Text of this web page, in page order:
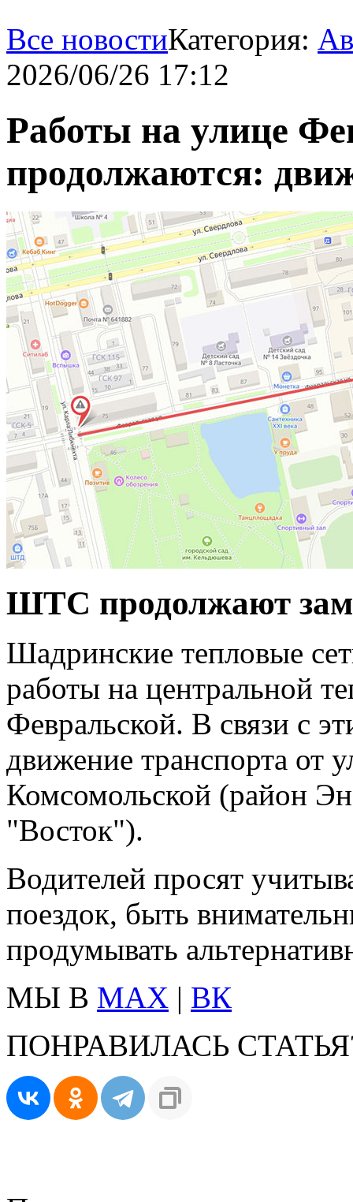
Все новостиКатегория:
2026/06/26 17:12
Работы на улице
продолжаются:
ШТС продолжают
Шадринские тепловые
работы на центральной
Февральской. В связи с
движение транспорта от
Комсомольской (район
"Восток").
Водителей просят
поездок, быть
продумывать
МЫ В MAX | ВК
ПОНРАВИЛАСЬ